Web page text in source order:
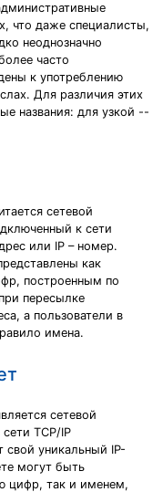
что даже специалисты,
неоднозначно
часто
к употреблению
Для pазличия этих
названия: для узкой --
сетевой
к сети
или IP – номер.
как
построенным по
пересылке
а пользователи в
имена.
сетевой
TCP/IP
свой уникальный IP-
могут быть
цифр, так и именем,